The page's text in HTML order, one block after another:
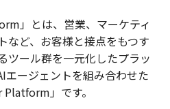
」とは、営業、マーケティ
など、お客様と接点をもつす
ツール群を一元化したプラッ
エージェントを組み合わせた
」です。